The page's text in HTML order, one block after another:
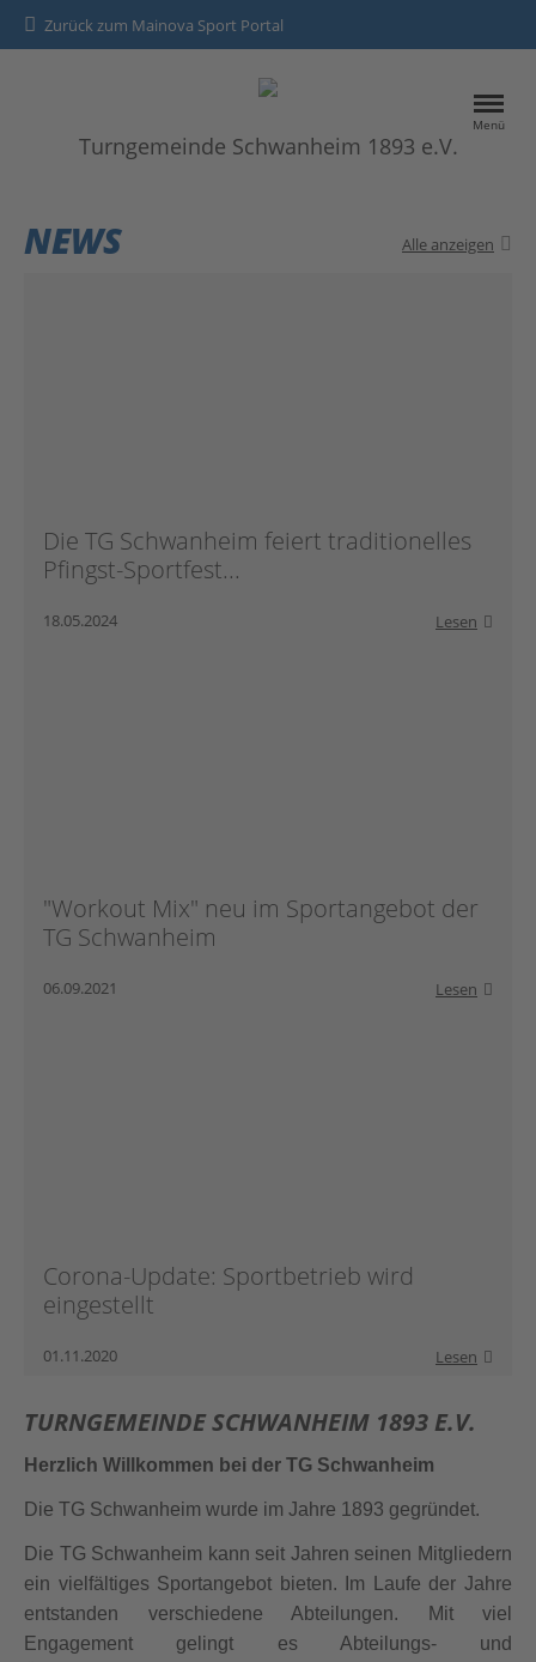
Zurück zum Mainova Sport Portal
Menü
Turngemeinde Schwanheim 1893 e.V.
SPORTANGEBOTE
NEWS Alle anzeigen
Die TG Schwanheim feiert traditionelles
Pfingst-Sportfest...
18.05.2024 Lesen
"Workout Mix" neu im Sportangebot der
TG Schwanheim
06.09.2021 Lesen
Corona-Update: Sportbetrieb wird
eingestellt
01.11.2020 Lesen
TURNGEMEINDE SCHWANHEIM 1893 E.V.
Herzlich Willkommen bei der TG Schwanheim
Die TG Schwanheim wurde im Jahre 1893 gegründet.
Die TG Schwanheim kann seit Jahren seinen Mitgliedern
ein vielfältiges Sportangebot bieten. Im Laufe der Jahre
entstanden verschiedene Abteilungen. Mit viel
Engagement gelingt es Abteilungs- und